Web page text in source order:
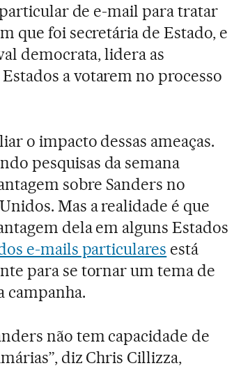
de e-mail para tratar
que foi secretária de Estado, e
democrata, lidera as
a votarem no processo
o impacto dessas ameaças.
pesquisas da semana
sobre Sanders no
Mas a realidade é que
dela em alguns Estados
e-mails particulares está
para se tornar um tema de
campanha.
não tem capacidade de
diz Chris Cillizza,